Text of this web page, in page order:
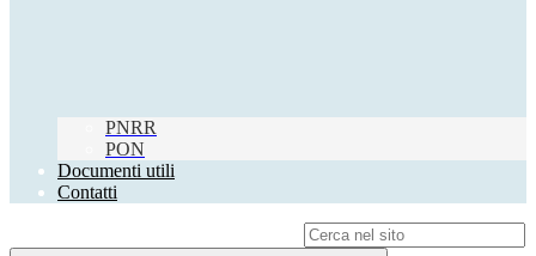
PNRR
PON
Documenti utili
Contatti